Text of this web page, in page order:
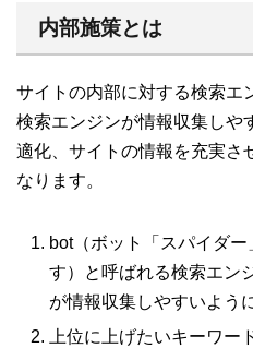
内部施策とは
サイトの内部に対する検索エ
検索エンジンが情報収集しや
適化、サイトの情報を充実さ
なります。
bot（ボット「スパイダ
す）と呼ばれる検索エン
が情報収集しやすいよう
上位に上げたいキーワー